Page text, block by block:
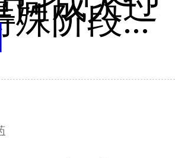
殊阶段...